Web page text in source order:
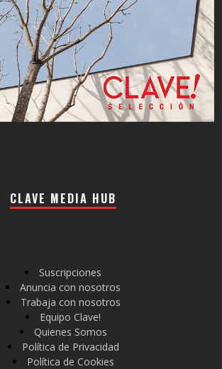
CLAVE MEDIA HUB
Suscripciones
Anuncia con nosotros
Trabaja con nosotros
Equipo Clave!
Quienes Somos
Política de Privacidad
Política de Cookies